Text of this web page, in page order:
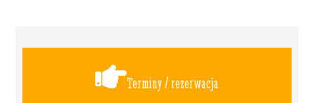
Terminy / rezerwacja